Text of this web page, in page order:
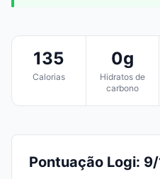
135
Calorias
0g
Hidratos de
carbono
Pontuação Logi: